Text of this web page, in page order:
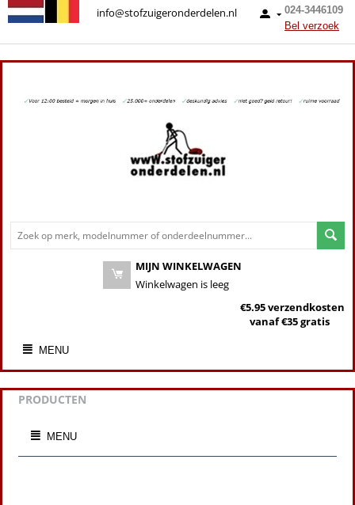
024-3446109
Bel verzoek
info@stofzuigeronderdelen.nl
MIJN WINKELWAGEN
Winkelwagen is leeg
€5.95 verzendkosten
vanaf €35 gratis
MENU
PRODUCTEN
MENU